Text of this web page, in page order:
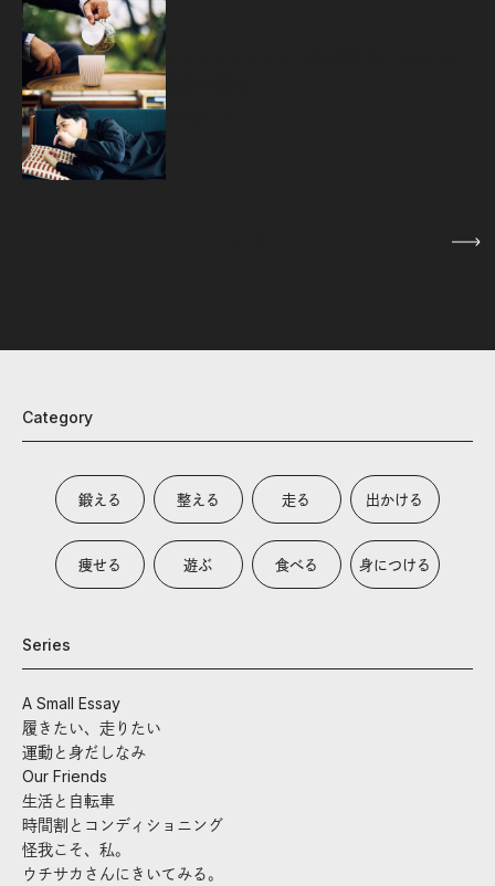
Category
鍛える 整える 走る 出かける
痩せる 遊ぶ 食べる 身につける
Series
A Small Essay
履きたい、走りたい
運動と身だしなみ
Our Friends
生活と自転車
時間割とコンディショニング
怪我こそ、私。
ウチサカさんにきいてみる。